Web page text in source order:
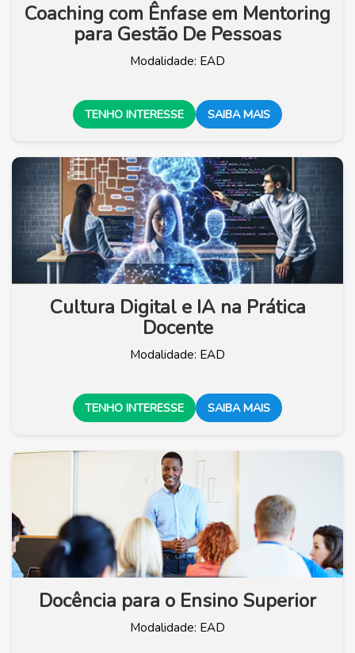
Coaching com Ênfase em Mentoring
para Gestão De Pessoas
Modalidade: EAD
TENHO INTERESSE SAIBA MAIS
Cultura Digital e IA na Prática
Docente
Modalidade: EAD
TENHO INTERESSE SAIBA MAIS
Docência para o Ensino Superior
Modalidade: EAD